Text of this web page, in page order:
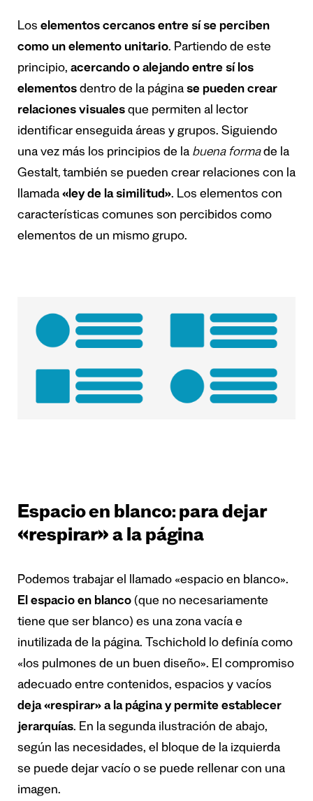
Los elementos cercanos entre sí se perciben
como un elemento unitario. Partiendo de este
principio, acercando o alejando entre sí los
elementos dentro de la página se pueden crear
relaciones visuales que permiten al lector
identificar enseguida áreas y grupos. Siguiendo
una vez más los principios de la buena formade la
Gestalt, también se pueden crear relaciones con la
llamada «ley de la similitud». Los elementos con
características comunes son percibidos como
elementos de un mismo grupo.
Espacio en blanco: para dejar
«respirar» a la página
Podemos trabajar el llamado «espacio en blanco».
El espacio en blanco (que no necesariamente
tiene que ser blanco) es una zona vacía e
inutilizada de la página. Tschichold lo definía como
«los pulmones de un buen diseño». El compromiso
adecuado entre contenidos, espacios y vacíos
deja «respirar» a la página y permite establecer
jerarquías. En la segunda ilustración de abajo,
según las necesidades, el bloque de la izquierda
se puede dejar vacío o se puede rellenar con una
imagen.